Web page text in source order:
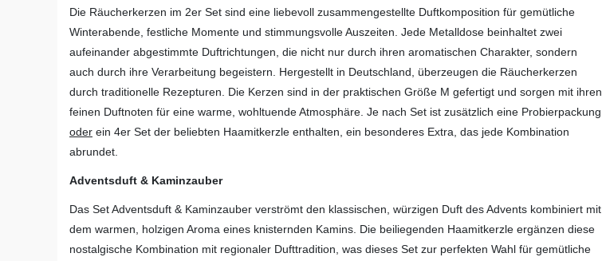
Die Räucherkerzen im 2er Set sind eine liebevoll zusammengestellte Duftkomposition für gemütliche
Winterabende, festliche Momente und stimmungsvolle Auszeiten. Jede Metalldose beinhaltet zwei
aufeinander abgestimmte Duftrichtungen, die nicht nur durch ihren aromatischen Charakter, sondern
auch durch ihre Verarbeitung begeistern. Hergestellt in Deutschland, überzeugen die Räucherkerzen
durch traditionelle Rezepturen. Die Kerzen sind in der praktischen Größe M gefertigt und sorgen mit ihren
feinen Duftnoten für eine warme, wohltuende Atmosphäre. Je nach Set ist zusätzlich eine Probierpackung
oder ein 4er Set der beliebten Haamitkerzle enthalten, ein besonderes Extra, das jede Kombination
abrundet.
Adventsduft & Kaminzauber
Das Set Adventsduft & Kaminzauber verströmt den klassischen, würzigen Duft des Advents kombiniert mit
dem warmen, holzigen Aroma eines knisternden Kamins. Die beiliegenden Haamitkerzle ergänzen diese
nostalgische Kombination mit regionaler Dufttradition, was dieses Set zur perfekten Wahl für gemütliche